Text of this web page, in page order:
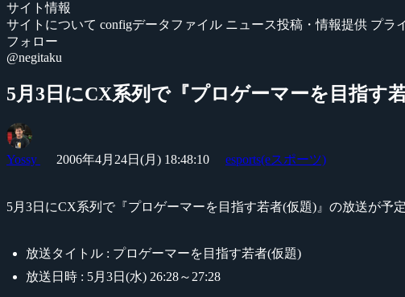
サイト情報
サイトについて configデータファイル ニュース投稿・情報提供 プラ
フォロー
@negitaku
5月3日にCX系列で『プロゲーマーを目指す
Yossy 2006年4月24日(月) 18:48:10 esports(eスポーツ)
5月3日にCX系列で『プロゲーマーを目指す若者(仮題)』の放送が予
放送タイトル : プロゲーマーを目指す若者(仮題)
放送日時 : 5月3日(水) 26:28～27:28